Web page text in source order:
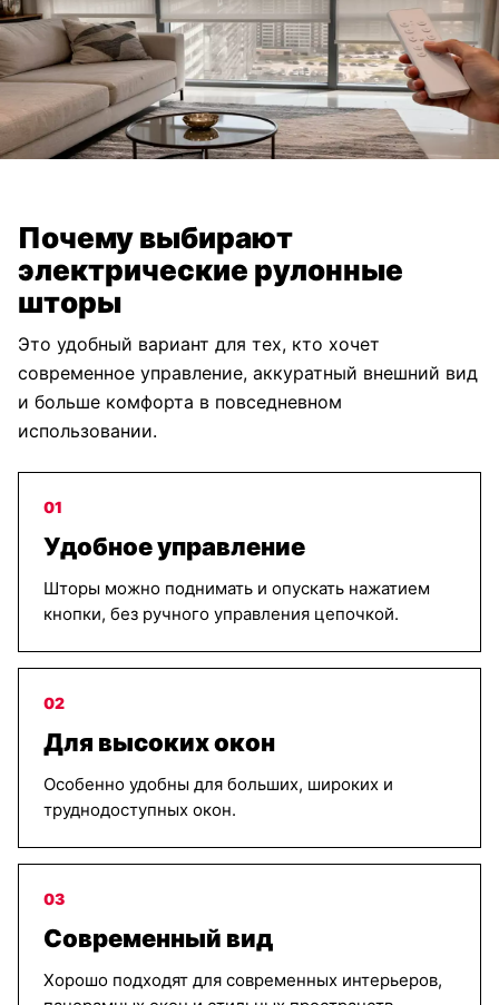
Почему выбирают
электрические рулонные
шторы
Это удобный вариант для тех, кто хочет
современное управление, аккуратный внешний вид
и больше комфорта в повседневном
использовании.
01
Удобное управление
Шторы можно поднимать и опускать нажатием
кнопки, без ручного управления цепочкой.
02
Для высоких окон
Особенно удобны для больших, широких и
труднодоступных окон.
03
Современный вид
Хорошо подходят для современных интерьеров,